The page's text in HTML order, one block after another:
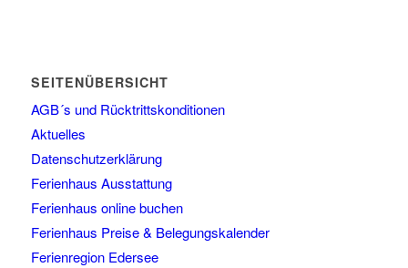
SEITENÜBERSICHT
AGB´s und Rücktrittskonditionen
Aktuelles
Datenschutzerklärung
Ferienhaus Ausstattung
Ferienhaus online buchen
Ferienhaus Preise & Belegungskalender
Ferienregion Edersee